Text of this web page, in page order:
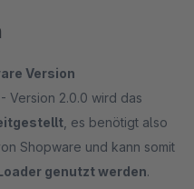
Version
Version 2.0.0 wird das
, es benötigt also
Shopware und kann somit
genutzt werden.